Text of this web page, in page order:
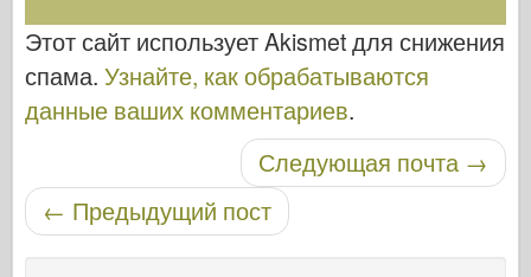
Этот сайт использует Akismet для снижения
спама. Узнайте, как обрабатываются
данные ваших комментариев.
Навигация по записямСледующая почта →
← Предыдущий пост